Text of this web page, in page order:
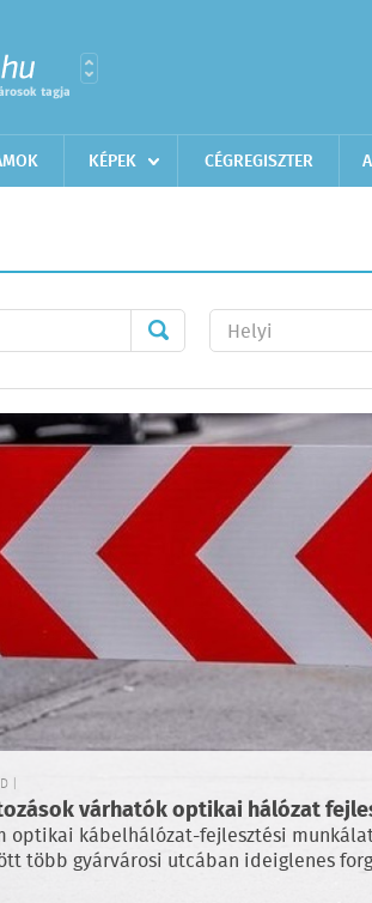
KÉPEK CÉGREGISZTER
|
várhatók optikai hálózat
optikai kábelhálózat-fejlesztési
több gyárvárosi utcában ideiglenes